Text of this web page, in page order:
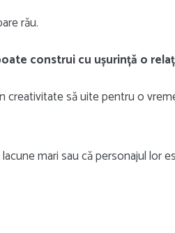
rău.
construi cu ușurință o
creativitate să uite pentru o
mari sau că personajul lor